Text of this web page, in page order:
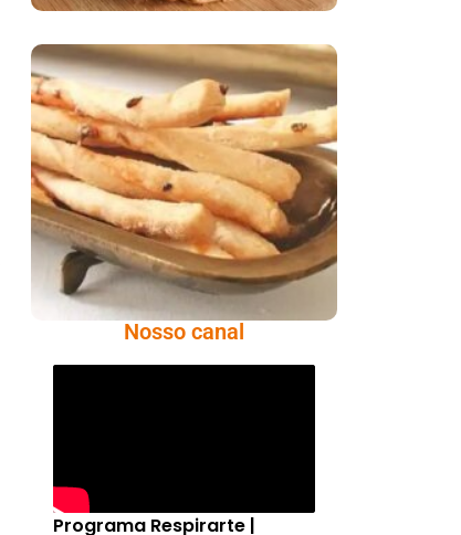
Comer Bem:
Palitinhos De Cebola
E Salsa
Nosso canal
Programa Respirarte |